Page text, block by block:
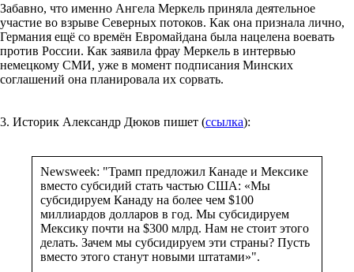
Забавно, что именно Ангела Меркель приняла деятельное
участие во взрыве Северных потоков. Как она признала лично,
Германия ещё со времён Евромайдана была нацелена воевать
против России. Как заявила фрау Меркель в интервью
немецкому СМИ, уже в момент подписания Минских
соглашений она планировала их сорвать.
3. Историк Александр Дюков пишет (ссылка):
Newsweek: "Трамп предложил Канаде и Мексике
вместо субсидий стать частью США: «Мы
субсидируем Канаду на более чем $100
миллиардов долларов в год. Мы субсидируем
Мексику почти на $300 млрд. Нам не стоит этого
делать. Зачем мы субсидируем эти страны? Пусть
вместо этого станут новыми штатами»".